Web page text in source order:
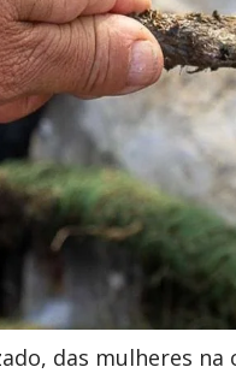
das mulheres